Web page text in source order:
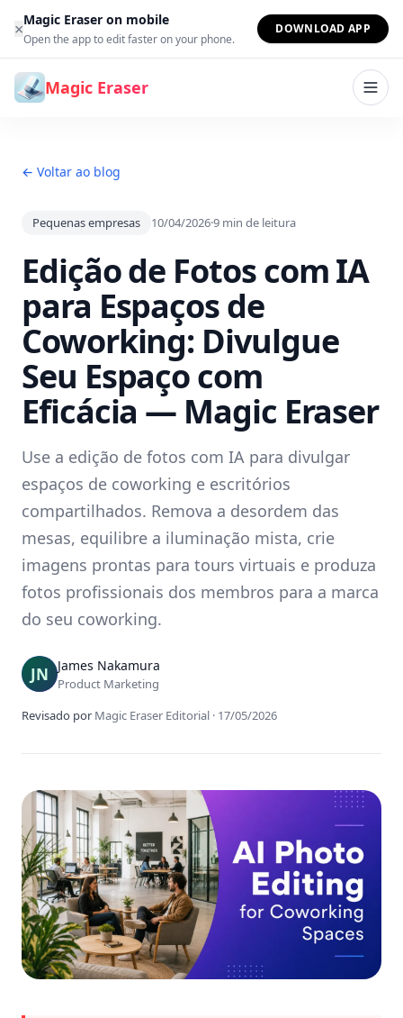
Ir para o conteúdo
×Magic Eraser on mobile
Open the app to edit faster on your phone.
DOWNLOAD APP
Magic Eraser
← Voltar ao blog
Pequenas empresas 10/04/2026·9 min de leitura
Edição de Fotos com IA
para Espaços de
Coworking: Divulgue
Seu Espaço com
Eficácia — Magic Eraser
Use a edição de fotos com IA para divulgar
espaços de coworking e escritórios
compartilhados. Remova a desordem das
mesas, equilibre a iluminação mista, crie
imagens prontas para tours virtuais e produza
fotos profissionais dos membros para a marca
do seu coworking.
James Nakamura
Product Marketing
Revisado por Magic Eraser Editorial · 17/05/2026